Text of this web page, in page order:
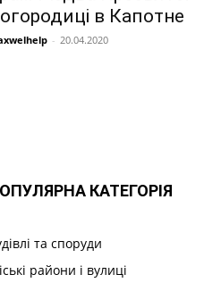
в Капотне
- 20.04.2020
КАТЕГОРІЯ
та споруди
райони і вулиці